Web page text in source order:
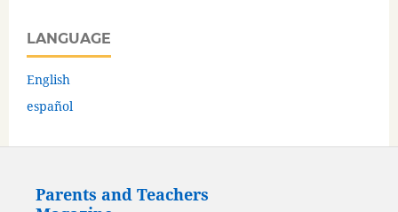
LANGUAGE
English
español
Parents and Teachers